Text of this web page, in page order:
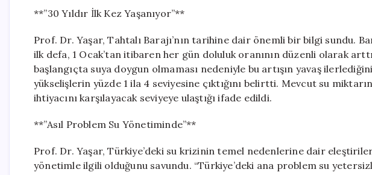
**”30 Yıldır İlk Kez Yaşanıyor”**
Prof. Dr. Yaşar, Tahtalı Barajı’nın tarihine dair önemli bir bilgi sundu.
ilk defa, 1 Ocak’tan itibaren her gün doluluk oranının düzenli olarak
başlangıçta suya doygun olmaması nedeniyle bu artışın yavaş
yükselişlerin yüzde 1 ila 4 seviyesine çıktığını belirtti. Mevcut su
ihtiyacını karşılayacak seviyeye ulaştığı ifade edildi.
**”Asıl Problem Su Yönetiminde”**
Prof. Dr. Yaşar, Türkiye’deki su krizinin temel nedenlerine dair
yönetimle ilgili olduğunu savundu. “Türkiye’deki ana problem su